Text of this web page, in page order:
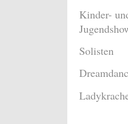
Kinder-
Solisten